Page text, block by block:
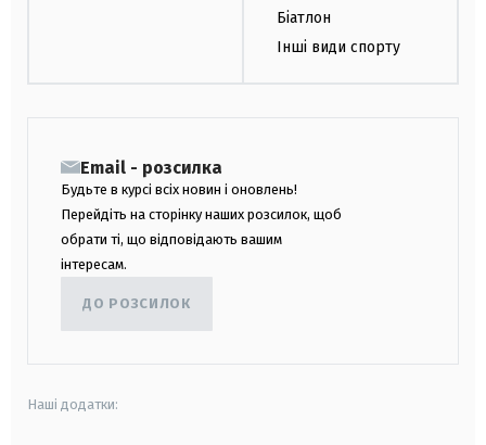
Біатлон
Інші види спорту
Email - розсилка
Будьте в курсі всіх новин і оновлень!
Перейдіть на сторінку наших розсилок, щоб
обрати ті, що відповідають вашим
інтересам.
ДО РОЗСИЛОК
Наші додатки: